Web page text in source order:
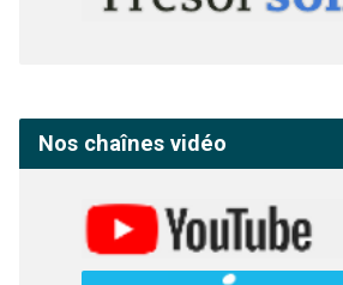
Nos chaînes vidéo